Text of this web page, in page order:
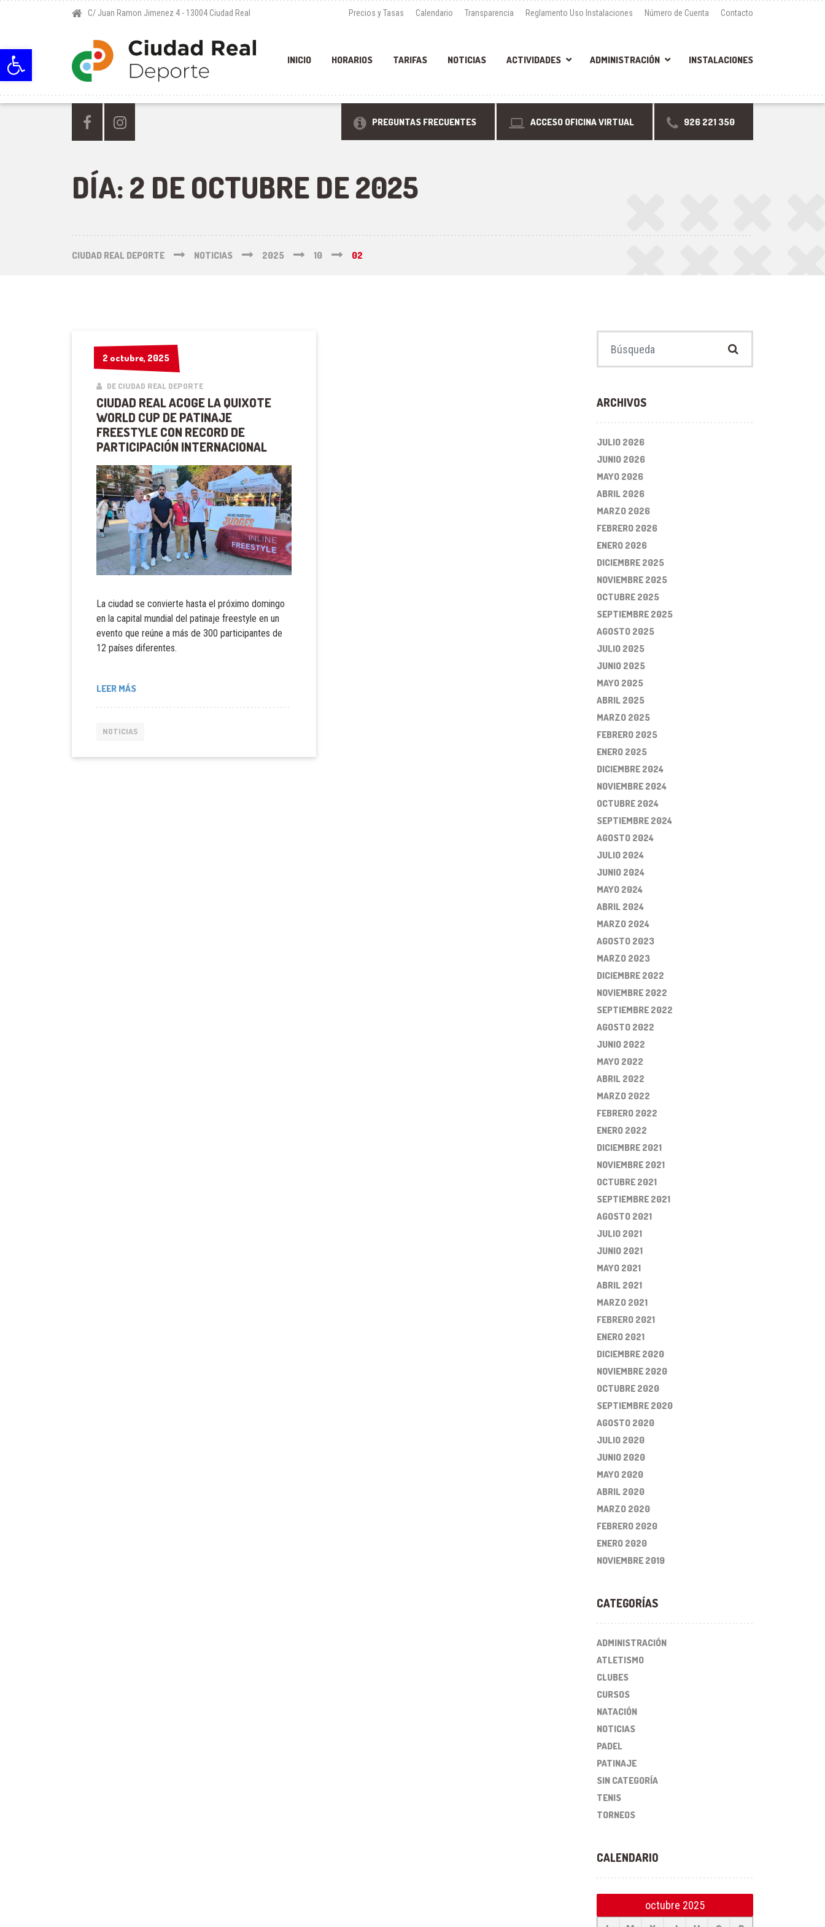
Abrir barra de herramientas
C/ Juan Ramon Jimenez 4 - 13004 Ciudad Real Precios y Tasas Calendario Transparencia Reglamento Uso Instalaciones Número de Cuenta Contacto
INICIO HORARIOS TARIFAS NOTICIAS ACTIVIDADES ADMINISTRACIÓN INSTALACIONES
PREGUNTAS FRECUENTES ACCESO OFICINA VIRTUAL 926 221 350
DÍA: 2 DE OCTUBRE DE 2025
CIUDAD REAL DEPORTE NOTICIAS 2025 10 02
2 octubre, 2025
2 octubre, 2025
DE CIUDAD REAL DEPORTE
CIUDAD REAL ACOGE LA QUIXOTE
WORLD CUP DE PATINAJE
FREESTYLE CON RECORD DE
PARTICIPACIÓN INTERNACIONAL
La ciudad se convierte hasta el próximo domingo
en la capital mundial del patinaje freestyle en un
evento que reúne a más de 300 participantes de
12 países diferentes.
LEER MÁS
NOTICIAS
ARCHIVOS
JULIO 2026
JUNIO 2026
MAYO 2026
ABRIL 2026
MARZO 2026
FEBRERO 2026
ENERO 2026
DICIEMBRE 2025
NOVIEMBRE 2025
OCTUBRE 2025
SEPTIEMBRE 2025
AGOSTO 2025
JULIO 2025
JUNIO 2025
MAYO 2025
ABRIL 2025
MARZO 2025
FEBRERO 2025
ENERO 2025
DICIEMBRE 2024
NOVIEMBRE 2024
OCTUBRE 2024
SEPTIEMBRE 2024
AGOSTO 2024
JULIO 2024
JUNIO 2024
MAYO 2024
ABRIL 2024
MARZO 2024
AGOSTO 2023
MARZO 2023
DICIEMBRE 2022
NOVIEMBRE 2022
SEPTIEMBRE 2022
AGOSTO 2022
JUNIO 2022
MAYO 2022
ABRIL 2022
MARZO 2022
FEBRERO 2022
ENERO 2022
DICIEMBRE 2021
NOVIEMBRE 2021
OCTUBRE 2021
SEPTIEMBRE 2021
AGOSTO 2021
JULIO 2021
JUNIO 2021
MAYO 2021
ABRIL 2021
MARZO 2021
FEBRERO 2021
ENERO 2021
DICIEMBRE 2020
NOVIEMBRE 2020
OCTUBRE 2020
SEPTIEMBRE 2020
AGOSTO 2020
JULIO 2020
JUNIO 2020
MAYO 2020
ABRIL 2020
MARZO 2020
FEBRERO 2020
ENERO 2020
NOVIEMBRE 2019
CATEGORÍAS
ADMINISTRACIÓN
ATLETISMO
CLUBES
CURSOS
NATACIÓN
NOTICIAS
PADEL
PATINAJE
SIN CATEGORÍA
TENIS
TORNEOS
CALENDARIO
octubre 2025